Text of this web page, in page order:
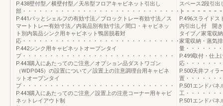
P.438壁付型／横壁付型／天吊型フロアキャビネット引出し
部・・・・・・・・・・・・・・・・・・・・・・・・・・・・・・・・・・・・
P.441パッとシェルフの有効寸法／ブロックトレー有効寸法／ス
マートトレー有効寸法／内装品別有効寸法／間口・キャビネッ
ト別内装品シンク用キャビネット鴨居脱着対
応・・・・・・・・・・・・・・・・・・・・・・・・・・・・・
P.442シンク用キャビネットオープンタイ
プ・・・・・・・・・・・・・・・・・・・・・・・・・・・・
P.443購入にあたってのご注意／オプション品ダストワゴン
（WDP045）の設置について／設置上の注意調理台用キャビネ
ットオープンタイ
プ・・・・・・・・・・・・・・・・・・・・・・・・・・・・
P.443購入にあたってのご注意／設置上の注意コーナー用キャビ
ネットレイアウト制
スペース2段引出
ト・・・・・・
P.496スライド
内引出し付 開
タイプ／家電収
家電収納・蒸気
量・・・・・・
P.499取付・仕上
応・・・・・・
P.500天井フィラ
置・・・・・・
P.501エンドパネ
工・・・・・・
P.501エンドパネ